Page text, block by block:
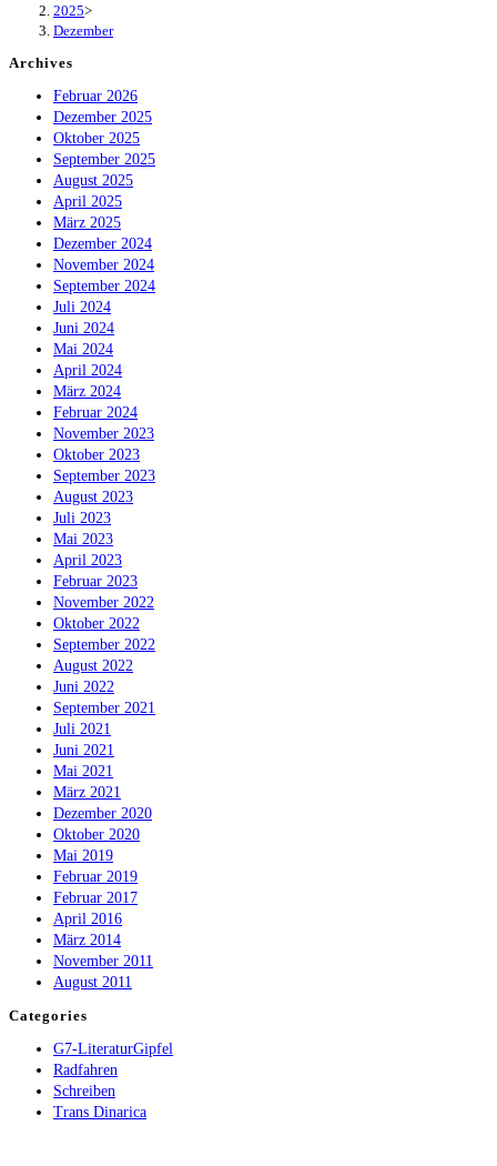
2025>
Dezember
Archives
Februar 2026
Dezember 2025
Oktober 2025
September 2025
August 2025
April 2025
März 2025
Dezember 2024
November 2024
September 2024
Juli 2024
Juni 2024
Mai 2024
April 2024
März 2024
Februar 2024
November 2023
Oktober 2023
September 2023
August 2023
Juli 2023
Mai 2023
April 2023
Februar 2023
November 2022
Oktober 2022
September 2022
August 2022
Juni 2022
September 2021
Juli 2021
Juni 2021
Mai 2021
März 2021
Dezember 2020
Oktober 2020
Mai 2019
Februar 2019
Februar 2017
April 2016
März 2014
November 2011
August 2011
Categories
G7-LiteraturGipfel
Radfahren
Schreiben
Trans Dinarica